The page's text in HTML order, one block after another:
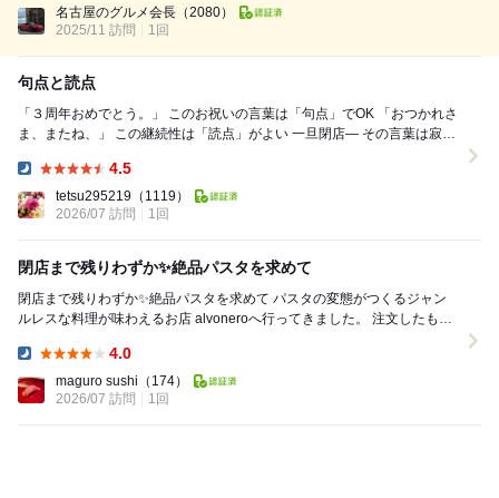
しく、一口食べるごとに素...
名古屋のグルメ会長 （2080）
2025/11 訪問
1回
句点と読点
「３周年おめでとう。」 このお祝いの言葉は「句点」でOK 「おつかれさ
ま、またね、」 この継続性は「読点」がよい 一旦閉店― その言葉は寂し
4.5
tetsu295219 （1119）
2026/07 訪問
1回
閉店まで残りわずか✨絶品パスタを求めて
閉店まで残りわずか✨絶品パスタを求めて パスタの変態がつくるジャン
ルレスな料理が味わえるお店 alvoneroへ行ってきました。 注文したもの
4.0
maguro sushi （174）
2026/07 訪問
1回